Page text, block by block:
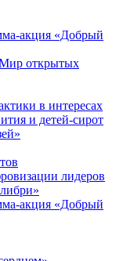
акция «Добрый
открытых
в интересах
и детей-сирот
лидеров
акция «Добрый